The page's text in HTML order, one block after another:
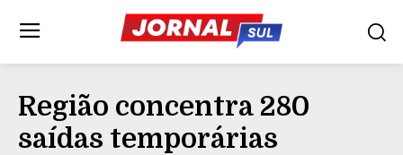
Região concentra 280
saídas temporárias